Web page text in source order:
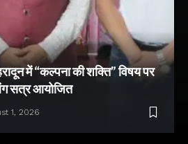
में “कल्पना की शक्ति” विषय पर
सत्र आयोजित
1, 2026